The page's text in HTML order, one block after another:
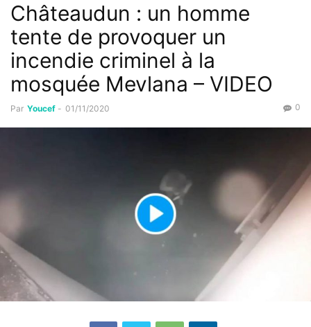
Châteaudun : un homme
tente de provoquer un
incendie criminel à la
mosquée Mevlana – VIDEO
Par Youcef - 01/11/2020 0